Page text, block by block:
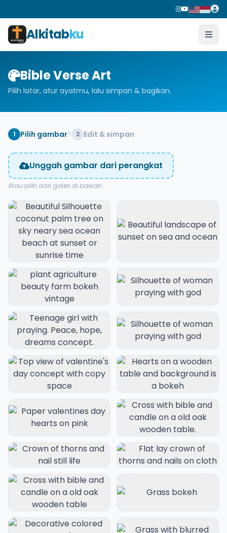
Alkitabku
Bible Verse Art
Pilih latar, atur ayatmu, lalu simpan & bagikan.
1 Pilih gambar 2 Edit & simpan
Unggah gambar dari perangkat
Atau pilih dari galeri di bawah.